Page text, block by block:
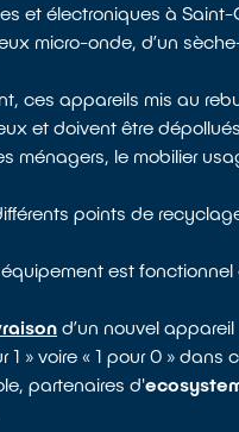
et électroniques à Saint-
micro-onde, d’un
ces appareils mis au
et doivent être
le mobilier
points de
équipement est
d’un nouvel appareil
1 » voire « 1 pour 0 »
partenaires d'